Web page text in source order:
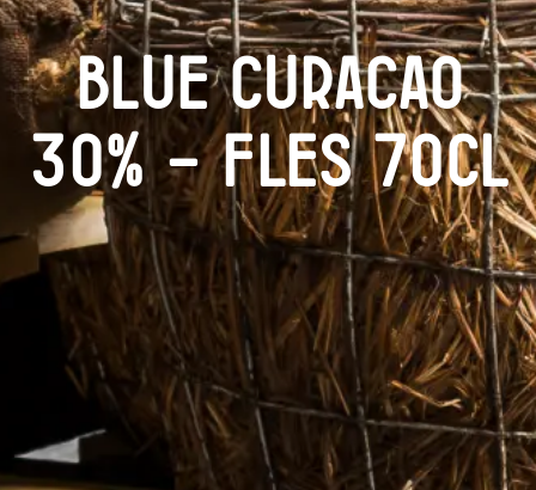
Blue Curacao
30% – Fles 70cl